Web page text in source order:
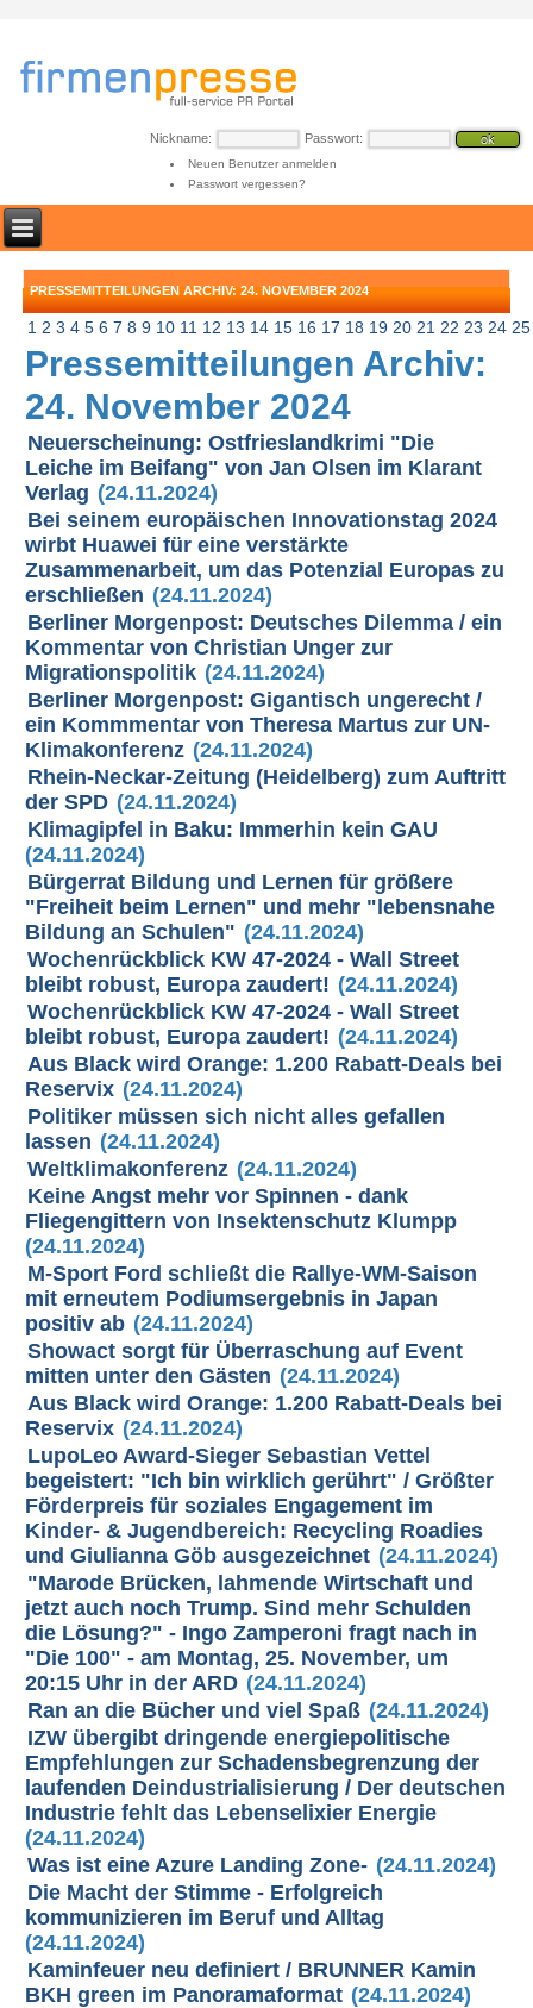
Nickname: Passwort:
Neuen Benutzer anmelden
Passwort vergessen?
PRESSEMITTEILUNGEN ARCHIV: 24. NOVEMBER 2024
1 2 3 4 5 6 7 8 9 10 11 12 13 14 15 16 17 18 19 20 21 22 23 24 25
Pressemitteilungen Archiv:
24. November 2024
Neuerscheinung: Ostfrieslandkrimi "Die
Leiche im Beifang" von Jan Olsen im Klarant
Verlag (24.11.2024)
Bei seinem europäischen Innovationstag 2024
wirbt Huawei für eine verstärkte
Zusammenarbeit, um das Potenzial Europas zu
erschließen (24.11.2024)
Berliner Morgenpost: Deutsches Dilemma / ein
Kommentar von Christian Unger zur
Migrationspolitik (24.11.2024)
Berliner Morgenpost: Gigantisch ungerecht /
ein Kommmentar von Theresa Martus zur UN-
Klimakonferenz (24.11.2024)
Rhein-Neckar-Zeitung (Heidelberg) zum Auftritt
der SPD (24.11.2024)
Klimagipfel in Baku: Immerhin kein GAU
(24.11.2024)
Bürgerrat Bildung und Lernen für größere
"Freiheit beim Lernen" und mehr "lebensnahe
Bildung an Schulen" (24.11.2024)
Wochenrückblick KW 47-2024 - Wall Street
bleibt robust, Europa zaudert! (24.11.2024)
Wochenrückblick KW 47-2024 - Wall Street
bleibt robust, Europa zaudert! (24.11.2024)
Aus Black wird Orange: 1.200 Rabatt-Deals bei
Reservix (24.11.2024)
Politiker müssen sich nicht alles gefallen
lassen (24.11.2024)
Weltklimakonferenz (24.11.2024)
Keine Angst mehr vor Spinnen - dank
Fliegengittern von Insektenschutz Klumpp
(24.11.2024)
M-Sport Ford schließt die Rallye-WM-Saison
mit erneutem Podiumsergebnis in Japan
positiv ab (24.11.2024)
Showact sorgt für Überraschung auf Event
mitten unter den Gästen (24.11.2024)
Aus Black wird Orange: 1.200 Rabatt-Deals bei
Reservix (24.11.2024)
LupoLeo Award-Sieger Sebastian Vettel
begeistert: "Ich bin wirklich gerührt" / Größter
Förderpreis für soziales Engagement im
Kinder- & Jugendbereich: Recycling Roadies
und Giulianna Göb ausgezeichnet (24.11.2024)
"Marode Brücken, lahmende Wirtschaft und
jetzt auch noch Trump. Sind mehr Schulden
die Lösung?" - Ingo Zamperoni fragt nach in
"Die 100" - am Montag, 25. November, um
20:15 Uhr in der ARD (24.11.2024)
Ran an die Bücher und viel Spaß (24.11.2024)
IZW übergibt dringende energiepolitische
Empfehlungen zur Schadensbegrenzung der
laufenden Deindustrialisierung / Der deutschen
Industrie fehlt das Lebenselixier Energie
(24.11.2024)
Was ist eine Azure Landing Zone- (24.11.2024)
Die Macht der Stimme - Erfolgreich
kommunizieren im Beruf und Alltag
(24.11.2024)
Kaminfeuer neu definiert / BRUNNER Kamin
BKH green im Panoramaformat (24.11.2024)